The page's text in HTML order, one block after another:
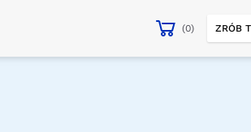
(0) ZRÓB